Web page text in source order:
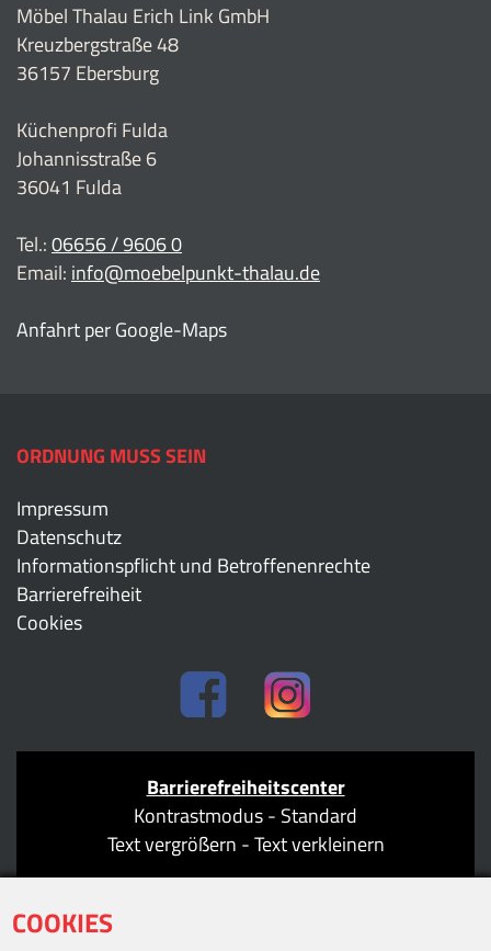
COOKIES
Möbel Thalau Erich Link GmbH
Kreuzbergstraße 48
36157 Ebersburg
Küchenprofi Fulda
Johannisstraße 6
36041 Fulda
Tel.:06656 / 9606 0
Email: info@moebelpunkt-thalau.de
Anfahrt per Google-Maps
ORDNUNG MUSS SEIN
Impressum
Datenschutz
Informationspflicht und Betroffenenrechte
Barrierefreiheit
Cookies
Barrierefreiheitscenter
Kontrastmodus- Standard
Text vergrößern -Text verkleinern